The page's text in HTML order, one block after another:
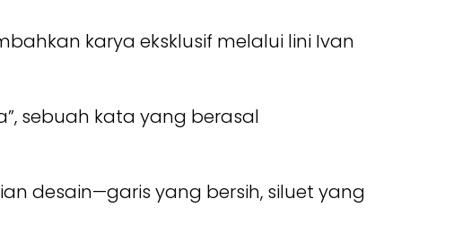
karya eksklusif melalui lini Ivan
sebuah kata yang berasal
desain—garis yang bersih, siluet yang